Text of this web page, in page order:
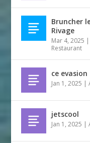
Bruncher
Rivage
Mar 4, 2025
Restaurant
ce evasion
Jan 1, 2025 |
jetscool
Jan 1, 2025 |